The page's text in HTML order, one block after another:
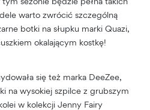
warto zwrócić szczególną
botki na słupku marki Quazi,
okalającym kostkę!
się też marka DeeZee,
na wysokiej szpilce z grubszym
w kolekcji Jenny Fairy